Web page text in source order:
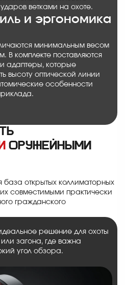
ветками на охоте.
и эргономика
минимальным весом
В комплекте поставляются
адаптеры, которые
высоту оптической линии
особенности
оружейными
открытых коллиматорных
совместимыми практически
гражданского
решение для охоты
загона, где важна
угол обзора.